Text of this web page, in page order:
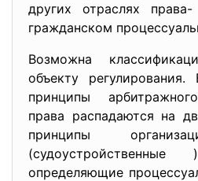
других отраслях
гражданском
Возможна
объекту
принципы
права распадаются на
принципы
определяющие